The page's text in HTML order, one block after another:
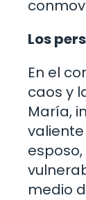
Los
En el
caos y
María,
medio